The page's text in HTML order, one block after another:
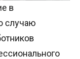
в
случаю